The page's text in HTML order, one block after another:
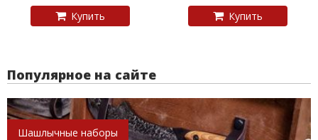
Купить Купить
Популярное на сайте
Шашлычные наборы